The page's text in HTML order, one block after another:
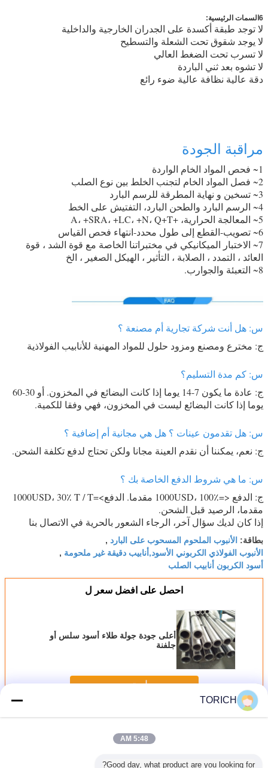
6السمات الرئيسية:
لا توجد طبقة أكسدة على الجدران الخارجية والداخلية
لا يوجد شقوق تحت الشعلة والتسطيح
لا تسرب تحت الضغط العالي
لا تشوه بعد ثني الباردة
دقة عالية نظافة عالية ضوء رائع
مراقبة الجودة
1~ فحص المواد الخام الواردة
2~ فصل المواد الخام لتجنب الخلط بين نوع الصلب
3~ تسخين و نهاية المطرقة للرسم البارد
4~ الرسم البارد والطحن البارد، التفتيش على الخط
5~ المعالجة الحرارية، +A، +SRA، +LC، +N، Q+T
6~ تصويب-القطع إلى طول محدد-انتهاء فحص القياس
7~ الاختبار الميكانيكي في مختبراتنا الخاصة مع قوة الشد ، قوة
العائد ، التمدد ، الصلابة ، التأثير ، الهيكل الصغير ، الخ
8~ التعبئة والجوارب.
س: هل أنت شركة تجارية أم مصنعة ؟
ج: مخترع ومصنع ومزود حلول للمواد المهنية للأنابيب الفولاذية
س: كم مدة التسليم؟
ج: عادة ما يكون 7-14 يوما إذا كانت البضائع في المخزون. أو 30-60
يوما إذا كانت البضائع ليست في المخزون، فهي وفقا للكمية.
س: هل تقدمون عينات ؟ هل هي مجانية أم إضافية ؟
ج: نعم، يمكننا أن نقدم العينة مجانا ولكن تحتاج لدفع تكلفة الشحن.
س: ما هي شروط الدفع الخاصة بك ؟
ج: الدفع <=1000USD، 100٪ مقدما. الدفع>=1000USD، 30٪ T / T
مقدما، الرصيد قبل الشحن.
إذا كان لديك سؤال آخر، الرجاء الشعور بالحرية في الاتصال بنا
بطاقة: الأنبوب الملحوم المسحوب على البارد ,
الأنبوب الفولاذي الكربوني الأسود,أنابيب دقيقة غير ملحومة ,
أسود الكربون أنابيب الصلب
احصل على افضل سعر ل
أعلى جودة جولة طلاء أسود سلس أو
جلفنة
استمر
أكثرسلس أنابيب الصلب الدقة
TORICH
5:48 AM
Good day, what product are you looking for?